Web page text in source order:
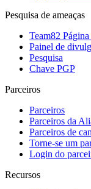
Pesquisa de ameaças
Team82
Painel de
Pesquisa
Chave PGP
Parceiros
Parceiros
Parceiros da
Parceiros de
Torne-se um
Login do
Recursos